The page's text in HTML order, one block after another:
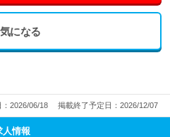
気になる
2026/06/18 掲載終了予定日：2026/12/07
人情報